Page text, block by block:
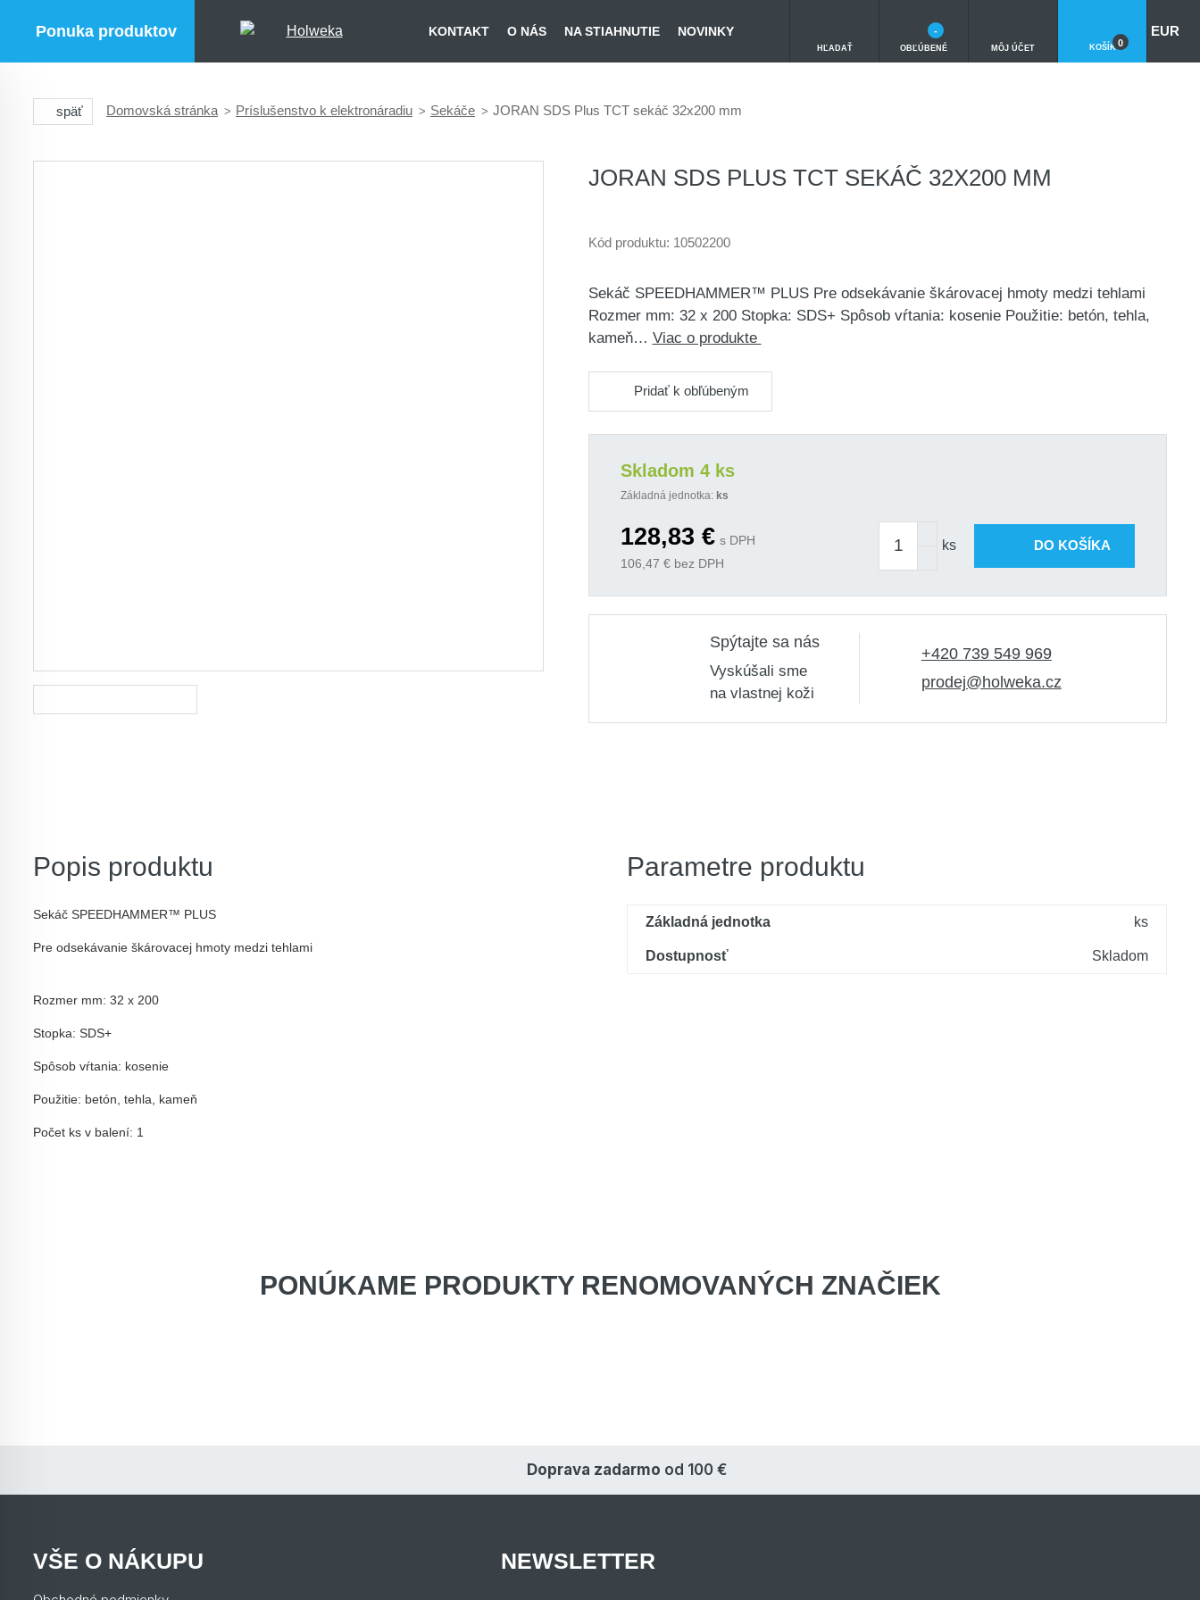
Ponuka produktov KONTAKT O NÁS NA STIAHNUTIE NOVINKY
HĽADAŤ OBĽÚBENÉ
-
MÔJ ÚČET KOŠÍK 0
EUR
späť Domovská stránka Príslušenstvo k elektronáradiu Sekáče JORAN SDS Plus TCT sekáč 32x200 mm
JORAN SDS PLUS TCT SEKÁČ 32X200 MM
Kód produktu: 10502200
Sekáč SPEEDHAMMER™ PLUS Pre odsekávanie škárovacej hmoty medzi tehlami
Rozmer mm: 32 x 200 Stopka: SDS+ Spôsob vŕtania: kosenie Použitie: betón, tehla,
kameň… Viac o produkte
Pridať k obľúbeným
Skladom 4 ks
Základná jednotka: ks
128,83 € s DPH
106,47 € bez DPH
ks DO KOŠÍKA
Spýtajte sa nás
Vyskúšali sme
na vlastnej koži
+420 739 549 969
prodej@holweka.cz
Popis produktu
Sekáč SPEEDHAMMER™ PLUS
Pre odsekávanie škárovacej hmoty medzi tehlami
Rozmer mm: 32 x 200
Stopka: SDS+
Spôsob vŕtania: kosenie
Použitie: betón, tehla, kameň
Počet ks v balení: 1
Parametre produktu
Základná jednotka ks
Dostupnosť Skladom
PONÚKAME PRODUKTY RENOMOVANÝCH ZNAČIEK
Doprava zadarmo od 100 €
VŠE O NÁKUPU NEWSLETTER